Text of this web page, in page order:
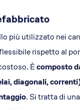
più utilizzato nei
rispetto al
Ècomposto
diagonali,
. Si tratta di